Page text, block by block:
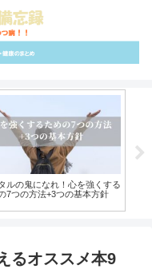
ルの鬼になれ！心を強くする
7つの方法+3つの基本方針
るオススメ本9